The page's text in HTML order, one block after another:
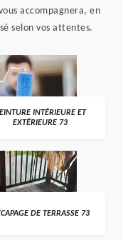
accompagnera, en
selon vos attentes.
INTÉRIEURE ET
EXTÉRIEURE 73
DE TERRASSE 73